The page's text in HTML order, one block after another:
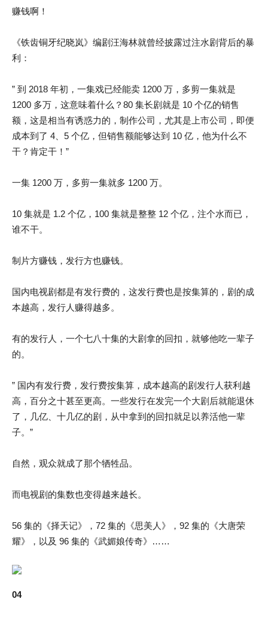
赚钱啊！
《铁齿铜牙纪晓岚》编剧汪海林就曾经披露过注水剧背后的暴
利：
” 到 2018 年初，一集戏已经能卖 1200 万，多剪一集就是
1200 多万，这意味着什么？80 集长剧就是 10 个亿的销售
额，这是相当有诱惑力的，制作公司，尤其是上市公司，即便
成本到了 4、5 个亿，但销售额能够达到 10 亿，他为什么不
干？肯定干！”
一集 1200 万，多剪一集就多 1200 万。
10 集就是 1.2 个亿，100 集就是整整 12 个亿，注个水而已，
谁不干。
制片方赚钱，发行方也赚钱。
国内电视剧都是有发行费的，这发行费也是按集算的，剧的成
本越高，发行人赚得越多。
有的发行人，一个七八十集的大剧拿的回扣，就够他吃一辈子
的。
” 国内有发行费，发行费按集算，成本越高的剧发行人获利越
高，百分之十甚至更高。一些发行在发完一个大剧后就能退休
了，几亿、十几亿的剧，从中拿到的回扣就足以养活他一辈
子。”
自然，观众就成了那个牺牲品。
而电视剧的集数也变得越来越长。
56 集的《择天记》，72 集的《思美人》，92 集的《大唐荣
耀》，以及 96 集的《武媚娘传奇》……
04